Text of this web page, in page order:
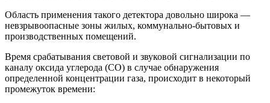
Область применения такого детектора довольно широка —
невзрывоопасные зоны жилых, коммунально-бытовых и
производственных помещений.
Время срабатывания световой и звуковой сигнализации по
каналу оксида углерода (СО) в случае обнаружения
определенной концентрации газа, происходит в некоторый
промежуток времени: